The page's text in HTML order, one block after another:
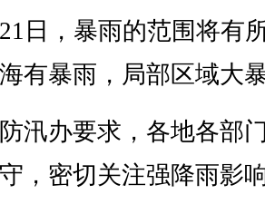
日，暴雨的范围将有
有暴雨，局部区域大
办要求，各地各部
，密切关注强降雨影